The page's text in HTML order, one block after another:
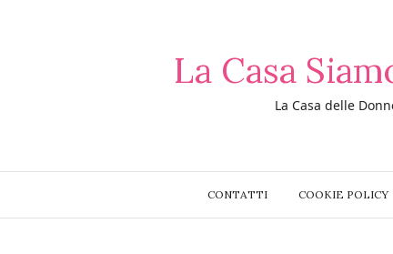
La Casa
La Casa delle
CONTATTI COOKIE POLICY